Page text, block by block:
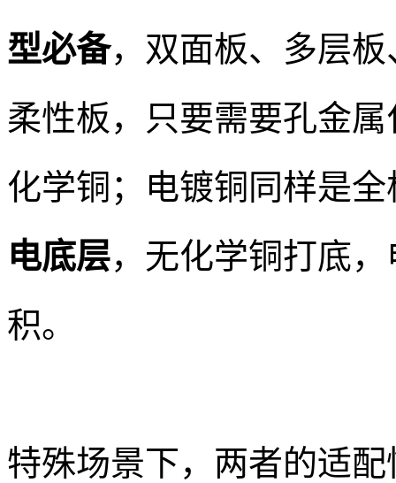
型必备，双面板、多层
柔性板，只要需要孔金
化学铜；电镀铜同样是
电底层，无化学铜打底
积。
特殊场景下，两者的适